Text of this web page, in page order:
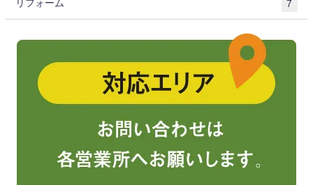
リフォーム 7